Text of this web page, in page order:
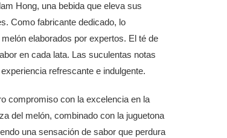
Hong, una bebida que eleva sus
Como fabricante dedicado, lo
elaborados por expertos. El té de
en cada lata. Las suculentas notas
refrescante e indulgente.
compromiso con la excelencia en la
del melón, combinado con la juguetona
una sensación de sabor que perdura